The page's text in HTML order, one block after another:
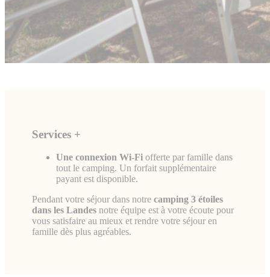
Services +
Une connexion Wi-Fi offerte par famille dans
tout le camping. Un forfait supplémentaire
payant est disponible.
Pendant votre séjour dans notre camping 3 étoiles
dans les Landes notre équipe est à votre écoute pour
vous satisfaire au mieux et rendre votre séjour en
famille dès plus agréables.